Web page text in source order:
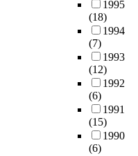
1995
(18)
1994
(7)
1993
(12)
1992
(6)
1991
(15)
1990
(6)